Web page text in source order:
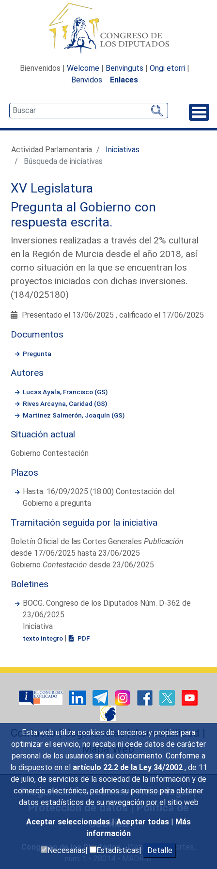
Esta web utiliza cookies de terceros y propias para
optimizar el servicio, no recaba ni cede datos de carácter
personal de los usuarios sin su conocimiento. Conforme a
lo dispuesto en el artículo 22.2 de la Ley 34/2002 , de 11
de julio, de servicios de la sociedad de la información y de
comercio electrónico, pedimos su permiso para obtener
datos estadísticos de su navegación por el sitio web
Aceptar seleccionadas | Aceptar todas | Más
información
Necesarias|
Estadísticas| Detalle
Bienvenidos | Welcome | Benvinguts | Ongi etorri |
Benvidos
Enlaces
Actividad Parlamentaria
Iniciativas
Búsqueda de iniciativas
XV Legislatura
Pregunta al Gobierno con
respuesta escrita.
Inversiones realizadas a través del 2% cultural
en la Región de Murcia desde el año 2018, así
como situación en la que se encuentran los
proyectos iniciados con dichas inversiones.
(184/025180)
Presentado el 13/06/2025 , calificado el 17/06/2025
Documentos
Pregunta
Autores
Lucas Ayala, Francisco (GS)
Rives Arcayna, Caridad (GS)
Martínez Salmerón, Joaquín (GS)
Situación actual
Gobierno Contestación
Plazos
Hasta: 16/09/2025 (18:00) Contestación del
Gobierno a pregunta
Tramitación seguida por la iniciativa
Boletín Oficial de las Cortes GeneralesPublicación
desde 17/06/2025 hasta 23/06/2025
Gobierno Contestación desde 23/06/2025
Boletines
BOCG. Congreso de los Diputados Núm. D-362 de
23/06/2025
Iniciativa
texto íntegro | PDF
Contacto|Sugerencias|Accesibilidad |
Mapa Web
Preguntas Frecuentes|Aviso legal|
Protección de datos|Política de
Cookies
Congreso de los Diputados- Plaza de las Cortes,
núm. 1 - 28014 - MADRID